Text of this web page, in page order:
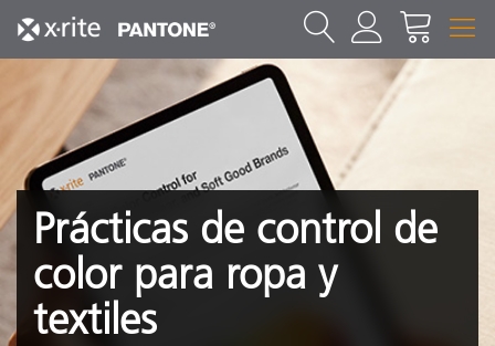
Prácticas de control de
color para ropa y
textiles